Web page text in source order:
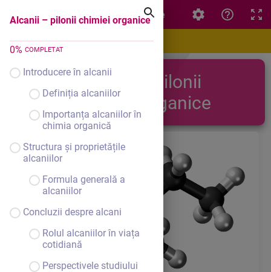
Alcanii – pilonii chimiei organice
0% COMPLETAT
Introducere în alcanii
Definiția alcaniilor
Importanța alcaniilor în
chimia organică
Structura și proprietățile
alcaniilor
Formula generală a
alcaniilor
Concluzii despre alcani
Rolul alcaniilor în viața
cotidiană
Perspectivele studiului
Alcanii – pilonii chimiei organice
Alcanii – pilonii
chimiei organice